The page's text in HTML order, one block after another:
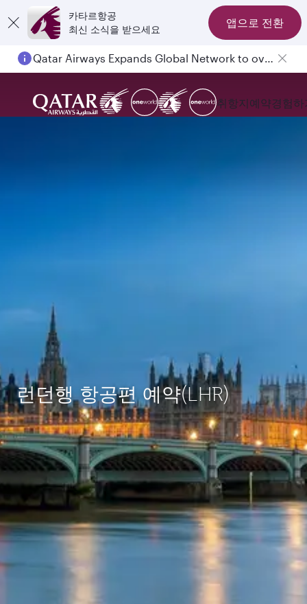
카타르항공
최신 소식을 받으세요
앱으로 전환
Qatar Airways Expands Global Network to over 160 Destinations
취항지예약경험하
런던행 항공편 예약(LHR)